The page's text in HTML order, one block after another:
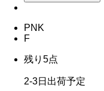
PNK
F
残り5点
2-3日出荷予定